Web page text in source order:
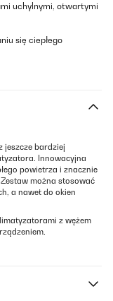
uchylnymi, otwartymi
się ciepłego
jeszcze bardziej
Innowacyjna
powietrza i znacznie
można stosować
a nawet do okien
z wężem